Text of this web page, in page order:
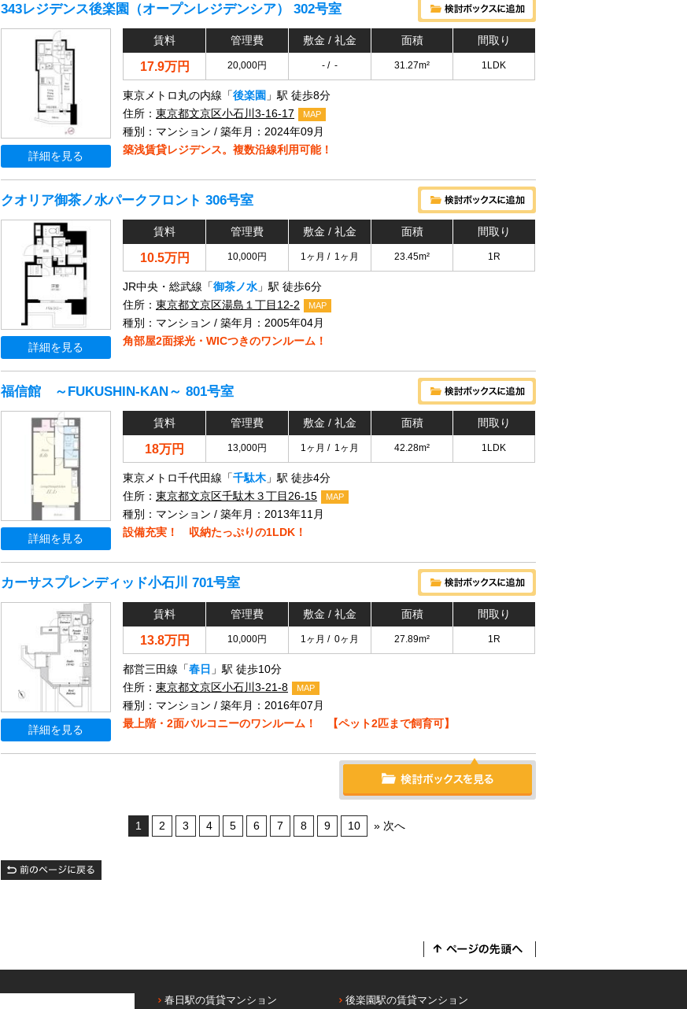
343レジデンス後楽園（オープンレジデンシア） 302号室
詳細を見る
賃料 管理費 敷金 / 礼金 面積 間取り
17.9万円 20,000円 - / - 31.27m² 1LDK
東京メトロ丸の内線「 後楽園 」駅 徒歩8分
住所： 東京都文京区小石川3-16-17 MAP
種別：マンション / 築年月：2024年09月
築浅賃貸レジデンス。複数沿線利用可能！
クオリア御茶ノ水パークフロント 306号室
詳細を見る
賃料 管理費 敷金 / 礼金 面積 間取り
10.5万円 10,000円 1ヶ月 / 1ヶ月 23.45m² 1R
JR中央・総武線「 御茶ノ水」駅 徒歩6分
住所： 東京都文京区湯島１丁目12-2 MAP
種別：マンション / 築年月：2005年04月
角部屋2面採光・WICつきのワンルーム！
福信館 ～FUKUSHIN-KAN～ 801号室
詳細を見る
賃料 管理費 敷金 / 礼金 面積 間取り
18万円 13,000円 1ヶ月 / 1ヶ月 42.28m² 1LDK
東京メトロ千代田線「 千駄木 」駅 徒歩4分
住所： 東京都文京区千駄木３丁目26-15 MAP
種別：マンション / 築年月：2013年11月
設備充実！ 収納たっぷりの1LDK！
カーサスプレンディッド小石川 701号室
詳細を見る
賃料 管理費 敷金 / 礼金 面積 間取り
13.8万円 10,000円 1ヶ月 / 0ヶ月 27.89m² 1R
都営三田線「 春日 」駅 徒歩10分
住所： 東京都文京区小石川3-21-8 MAP
種別：マンション / 築年月：2016年07月
最上階・2面バルコニーのワンルーム！ 【ペット2匹まで飼育可】
1 2 3 4 5 6 7 8 9 10 » 次へ
春日駅の賃貸マンション 後楽園駅の賃貸マンション